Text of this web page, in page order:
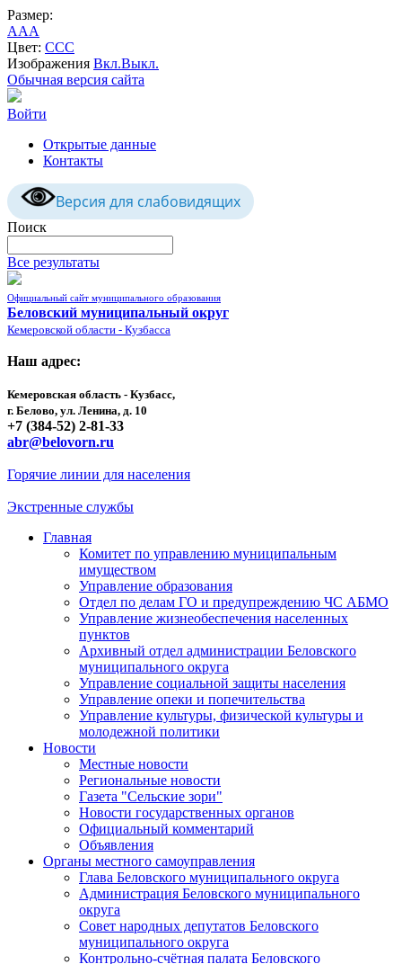
Размер:
AAA
Цвет: CCC
Изображения Вкл.Выкл.
Обычная версия сайта
Войти
Открытые данные
Контакты
Версия для слабовидящих
Поиск
Все результаты
Официальный сайт муниципального образования
Беловский муниципальный округ
Кемеровской области - Кузбасса
Наш адрес:
Кемеровская область - Кузбасс,
г. Белово, ул. Ленина, д. 10
+7 (384-52) 2-81-33
abr@belovorn.ru
Горячие линии для населения
Экстренные службы
Главная
Комитет по управлению муниципальным
имуществом
Управление образования
Отдел по делам ГО и предупреждению ЧС АБМО
Управление жизнеобеспечения населенных
пунктов
Архивный отдел администрации Беловского
муниципального округа
Управление социальной защиты населения
Управление опеки и попечительства
Управление культуры, физической культуры и
молодежной политики
Новости
Местные новости
Региональные новости
Газета "Сельские зори"
Новости государственных органов
Официальный комментарий
Объявления
Органы местного самоуправления
Глава Беловского муниципального округа
Администрация Беловского муниципального
округа
Совет народных депутатов Беловского
муниципального округа
Контрольно-счётная палата Беловского